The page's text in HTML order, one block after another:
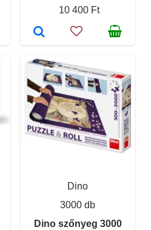
10 400 Ft
Dino
3000 db
Dino szőnyeg 3000